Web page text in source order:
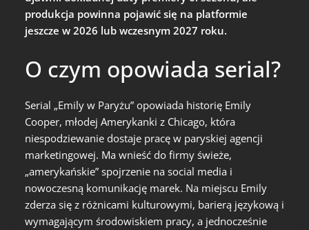
produkcja powinna pojawić się na platformie
jeszcze w 2026 lub wczesnym 2027 roku.
O czym opowiada serial?
Serial „Emily w Paryżu” opowiada historię Emily
Cooper, młodej Amerykanki z Chicago, która
niespodziewanie dostaje pracę w paryskiej agencji
marketingowej. Ma wnieść do firmy świeże,
„amerykańskie” spojrzenie na social media i
nowoczesną komunikację marek. Na miejscu Emily
zderza się z różnicami kulturowymi, barierą językową i
wymagającym środowiskiem pracy, a jednocześnie